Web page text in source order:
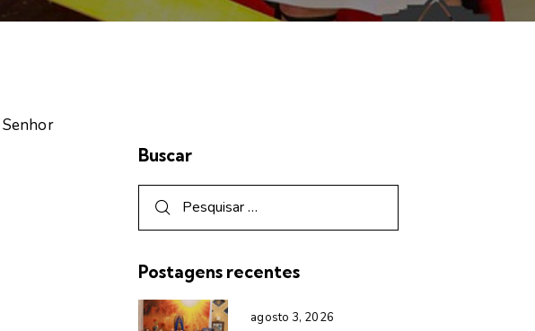
Senhor
Buscar
Postagens recentes
agosto 3, 2026